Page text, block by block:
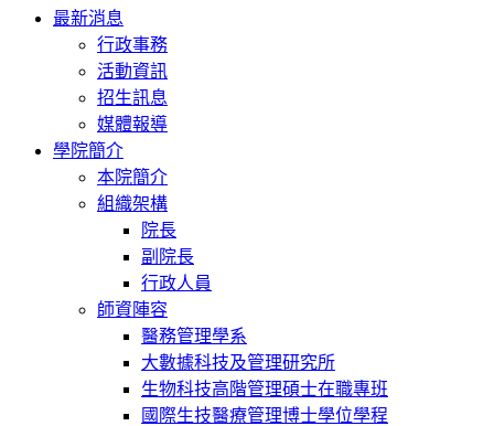
Toggle
navigation
最新消息
行政事務
活動資訊
招生訊息
媒體報導
學院簡介
本院簡介
組織架構
院長
副院長
行政人員
師資陣容
醫務管理學系
大數據科技及管理研究所
生物科技高階管理碩士在職專班
國際生技醫療管理博士學位學程